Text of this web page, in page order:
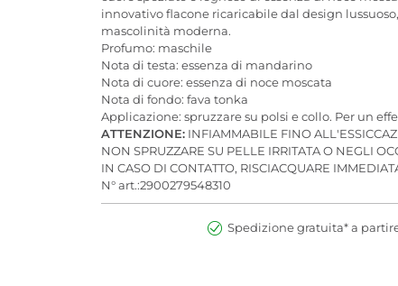
innovativo flacone ricaricabile dal design
mascolinità moderna.
Profumo: maschile
Nota di testa: essenza di mandarino
Nota di cuore: essenza di noce moscata
Nota di fondo: fava tonka
Applicazione: spruzzare su polsi e collo. Per un
ATTENZIONE: INFIAMMABILE FINO
NON SPRUZZARE SU PELLE IRRITATA O NEGLI
IN CASO DI CONTATTO, RISCIACQUARE
N° art.:2900279548310
Spedizione gratuita* a